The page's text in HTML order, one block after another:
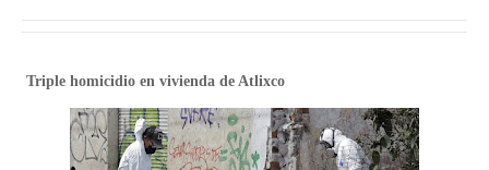
Triple homicidio en vivienda de Atlixco